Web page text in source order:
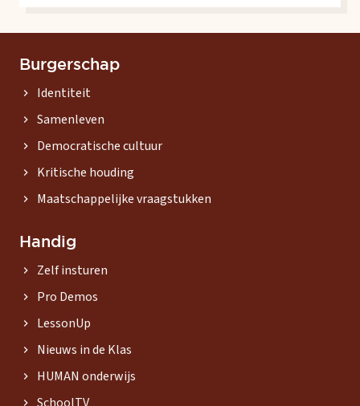
Burgerschap
chevron_right Identiteit
chevron_right Samenleven
chevron_right Democratische cultuur
chevron_right Kritische houding
chevron_right Maatschappelijke vraagstukken
Handig
chevron_right Zelf insturen
chevron_right Pro Demos
chevron_right LessonUp
chevron_right Nieuws in de Klas
chevron_right HUMAN onderwijs
chevron_right